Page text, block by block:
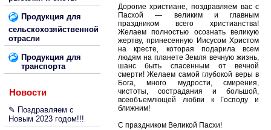
Продукция для
сельскохозяйственной
отрасли
Продукция для
транспорта
Новости
✎ Поздравляем с
Новым 2023 годом!!!
Дорогие христиане, поздравляем вас с
Пасхой — великим и главным
праздником всего христианства!
Желаем полностью осознать великую
жертву, принесенную Иисусом Христом
на кресте, которая подарила всем
людям на планете Земля вечную жизнь,
шанс быть спасенным от вечной
смерти! Желаем самой глубокой веры в
Бога, много мудрости, смирения,
чистоты, сострадания и большой,
всеобъемлющей любви к Господу и
ближним!
С праздником Великой Пасхи!